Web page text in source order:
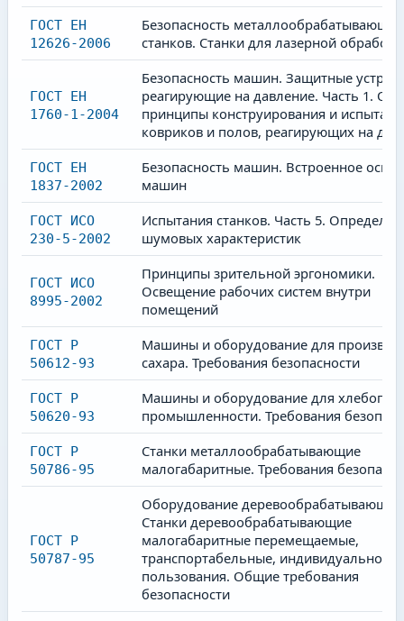
ГОСТ ЕН
12626-2006
Безопасность металлообрабатывающих
станков. Станки для лазерной
ГОСТ ЕН
1760-1-2004
Безопасность машин. Защитные
реагирующие на давление. Часть 1.
принципы конструирования и
ковриков и полов, реагирующих на
ГОСТ ЕН
1837-2002
Безопасность машин. Встроенное
машин
ГОСТ ИСО
230-5-2002
Испытания станков. Часть 5.
шумовых характеристик
ГОСТ ИСО
8995-2002
Принципы зрительной эргономики.
Освещение рабочих систем внутри
помещений
ГОСТ Р
50612-93
Машины и оборудование для
сахара. Требования безопасности
ГОСТ Р
50620-93
Машины и оборудование для
промышленности. Требования
ГОСТ Р
50786-95
Станки металлообрабатывающие
малогабаритные. Требования
ГОСТ Р
50787-95
Оборудование
Станки деревообрабатывающие
малогабаритные перемещаемые,
транспортабельные, индивидуального
пользования. Общие требования
безопасности